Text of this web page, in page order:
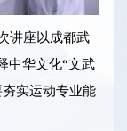
讲座以成都武
中华文化“文武
实运动专业能